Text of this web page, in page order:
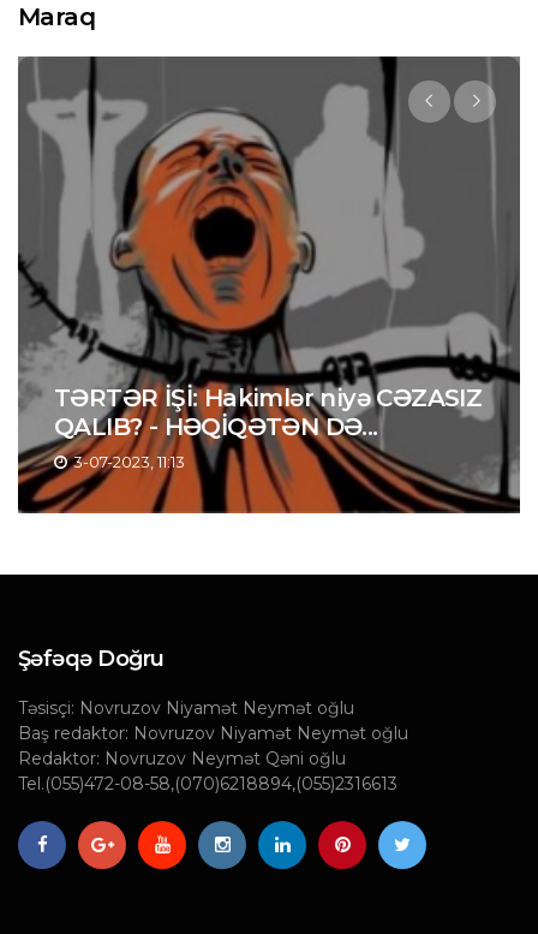
Maraq
TƏRTƏR İŞİ: Hakimlər niyə CƏZASIZ
QALIB? - HƏQİQƏTƏN DƏ...
3-07-2023, 11:13
Şəfəqə Doğru
Təsisçi: Novruzov Niyamət Neymət oğlu
Baş redaktor: Novruzov Niyamət Neymət oğlu
Redaktor: Novruzov Neymət Qəni oğlu
Tel.(055)472-08-58,(070)6218894,(055)2316613